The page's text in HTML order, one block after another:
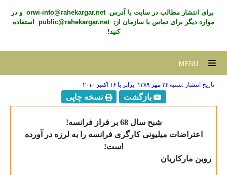
برای انتشار مطالب در سايت با آدرسorwi-info@rahekargar.net و در
موارد ديگر برای تماس با سازمان از;public@rahekargar.net
استفاده
کنید!
تاریخ انتشار :شنبه ۲۴ مهر ۱۳۸۹ برابر با ۱۶ اکتبر ۲۰۱۰
بازگشت نسخه چاپی
شبح سال 68 بر فراز فرانسه!
اعتراضات میلیونی کارگری فرانسه را به لرزه در آورده
است!
روبن مارکاریان